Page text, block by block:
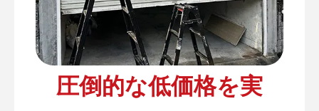
圧倒的な低価格を実